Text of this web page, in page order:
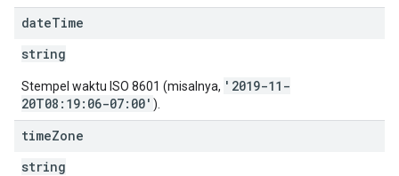
dateTime
string
Stempel waktu ISO 8601 (misalnya, '2019-11-
20T08:19:06-07:00' ).
timeZone
string